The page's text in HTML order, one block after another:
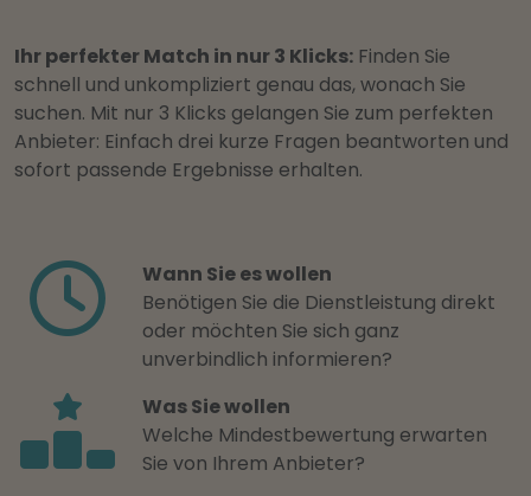
Ihr perfekter Match in nur 3 Klicks: Finden Sie
schnell und unkompliziert genau das, wonach Sie
suchen. Mit nur 3 Klicks gelangen Sie zum perfekten
Anbieter: Einfach drei kurze Fragen beantworten und
sofort passende Ergebnisse erhalten.
Wann Sie es wollen
Benötigen Sie die Dienstleistung direkt
oder möchten Sie sich ganz
unverbindlich informieren?
Was Sie wollen
Welche Mindestbewertung erwarten
Sie von Ihrem Anbieter?